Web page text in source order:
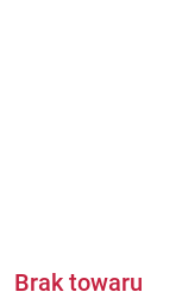
Brak towaru